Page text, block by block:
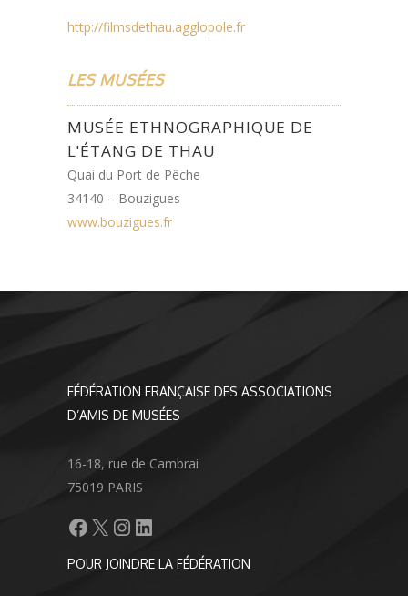
http://filmsdethau.agglopole.fr
LES MUSÉES
MUSÉE ETHNOGRAPHIQUE DE
L'ÉTANG DE THAU
Quai du Port de Pêche
34140 – Bouzigues
www.bouzigues.fr
FÉDÉRATION FRANÇAISE DES ASSOCIATIONS
D’AMIS DE MUSÉES
16-18, rue de Cambrai
75019 PARIS
Facebook
X Instagram
LinkedIn
POUR JOINDRE LA FÉDÉRATION